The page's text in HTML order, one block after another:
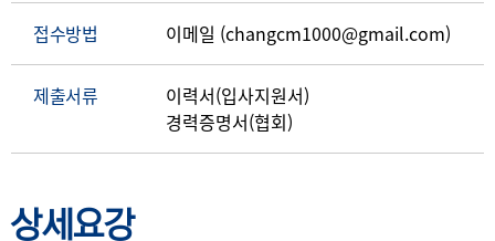
접수방법 이메일 (changcm1000@gmail.com)
제출서류
이력서(입사지원서)
경력증명서(협회)
상세요강